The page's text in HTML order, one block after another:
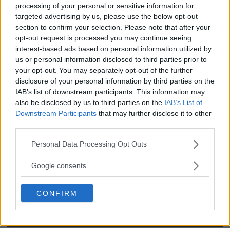
processing of your personal or sensitive information for
targeted advertising by us, please use the below opt-out
section to confirm your selection. Please note that after your
opt-out request is processed you may continue seeing
interest-based ads based on personal information utilized by
us or personal information disclosed to third parties prior to
your opt-out. You may separately opt-out of the further
disclosure of your personal information by third parties on the
IAB’s list of downstream participants. This information may
also be disclosed by us to third parties on the IAB’s List of
Downstream Participants that may further disclose it to other
Please note that this website/app uses one or more Google
not limited to your visit or usage behaviour. You may click to
use your data for below specified purposes in below Google
consent section.
Personal Data Processing Opt Outs
Google consents
CONFIRM
OM System lanserar
gratislån av kameror &
objektiv i Sverige
OM System lanserar nu "Test & Wow"-
programmet i Sverige, vilket gör det möjligt
att låna hem kameror och objektiv under fem
dagar för att se hur utrustningen passar dina
behov.